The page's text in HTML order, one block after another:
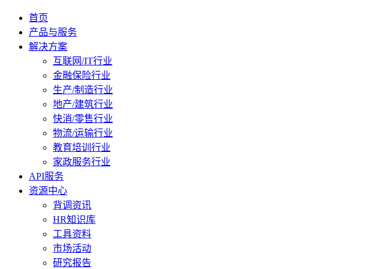
首页
产品与服务
解决方案
互联网/IT行业
金融保险行业
生产/制造行业
地产/建筑行业
快消/零售行业
物流/运输行业
教育培训行业
家政服务行业
API服务
资源中心
背调资讯
HR知识库
工具资料
市场活动
研究报告